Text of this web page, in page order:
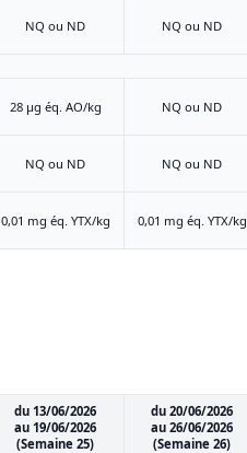
NQ ou ND NQ ou ND
28 μg éq. AO/kg NQ ou ND
NQ ou ND NQ ou ND
0,01 mg éq. YTX/kg 0,01 mg éq. YTX/kg
du 13/06/2026
au 19/06/2026
(Semaine 25)
du 20/06/2026
au 26/06/2026
(Semaine 26)